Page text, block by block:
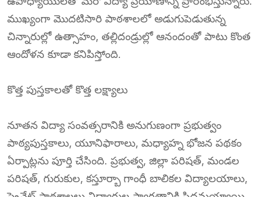
ముఖ్యంగా మొదటిసారి పాఠశాలలో అడుగుపెడుతున్న
చిన్నారుల్లో ఉత్సాహం, తల్లిదండ్రుల్లో ఆనందంతో పాటు కొంత
ఆందోళన కూడా కనిపిస్తోంది.
కొత్త పుస్తకాలతో కొత్త లక్ష్యాలు
నూతన విద్యా సంవత్సరానికి అనుగుణంగా ప్రభుత్వం
పాఠ్యపుస్తకాలు, యూనిఫారాలు, మధ్యాహ్న భోజన పథకం
ఏర్పాట్లను పూర్తి చేసింది. ప్రభుత్వ, జిల్లా పరిషత్, మండల
పరిషత్, గురుకుల, కస్తూర్బా గాంధీ బాలికల విద్యాలయాలు,